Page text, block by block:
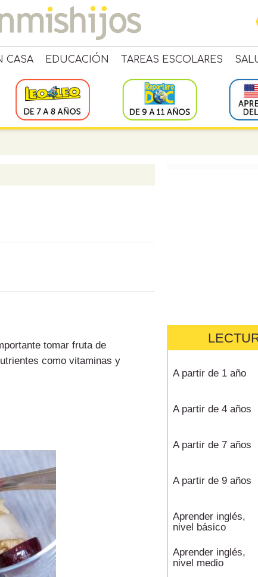
CASA EDUCACIÓN TAREAS ESCOLARES
tomar fruta de
como vitaminas y
A partir de 1 año
A partir de 4 años
A partir de 7 años
A partir de 9 años
Aprender inglés,
nivel básico
Aprender inglés,
nivel medio